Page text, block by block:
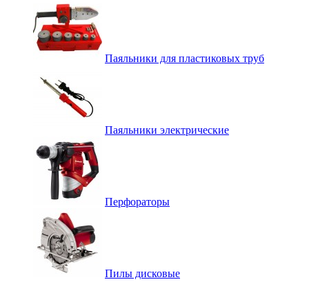
Паяльники для пластиковых труб
Паяльники электрические
Перфораторы
Пилы дисковые